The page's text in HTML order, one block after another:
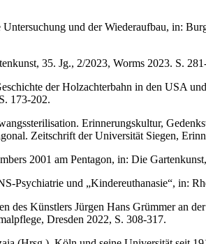
und der Wiederaufbau, in:
35. Jg., 2/2023, Worms 2023. S.
der Holzachterbahn in den USA
173-202.
Erinnerungskultur,
Zeitschrift der Universität Siegen,
2001 am Pentagon, in: Die
Psychiatrie und „Kindereuthanasie“, in:
Künstlers Jürgen Hans Grümmer an
Dresden 2022, S. 308-317.